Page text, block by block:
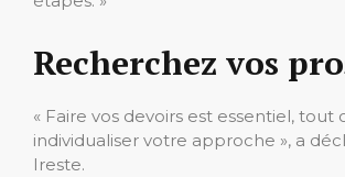
Recherchez vos
« Faire vos devoirs est essentiel, tout
individualiser votre approche », a
Ireste.